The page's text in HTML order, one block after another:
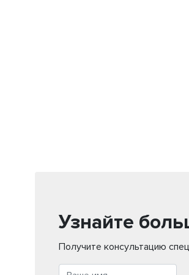
Узнайте
Получите консультацию